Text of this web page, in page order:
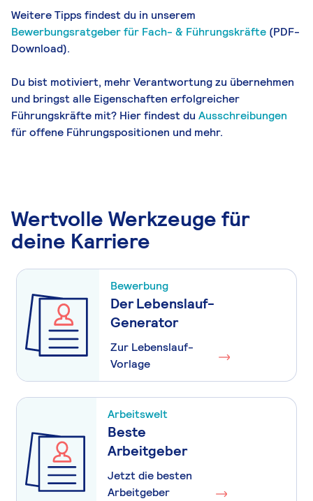
Weitere Tipps findest du in unserem
Bewerbungsratgeber für Fach- & Führungskräfte (PDF-
Download).
Du bist motiviert, mehr Verantwortung zu übernehmen
und bringst alle Eigenschaften erfolgreicher
Führungskräfte mit? Hier findest du Ausschreibungen
für offene Führungspositionen und mehr.
Wertvolle Werkzeuge für
deine Karriere
Bewerbung
Der Lebenslauf-
Generator
Zur Lebenslauf-
Vorlage
Arbeitswelt
Beste
Arbeitgeber
Jetzt die besten
Arbeitgeber